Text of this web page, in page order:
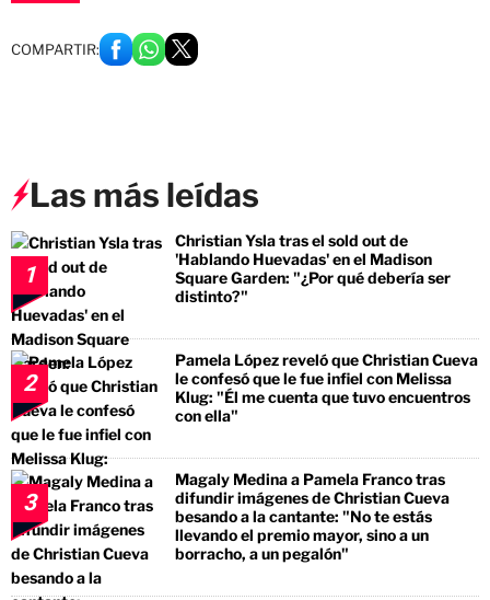
COMPARTIR:
Las más leídas
1
Christian Ysla tras el sold out de
'Hablando Huevadas' en el Madison
Square Garden: "¿Por qué debería ser
distinto?"
2
Pamela López reveló que Christian Cueva
le confesó que le fue infiel con Melissa
Klug: "Él me cuenta que tuvo encuentros
con ella"
3
Magaly Medina a Pamela Franco tras
difundir imágenes de Christian Cueva
besando a la cantante: "No te estás
llevando el premio mayor, sino a un
borracho, a un pegalón"